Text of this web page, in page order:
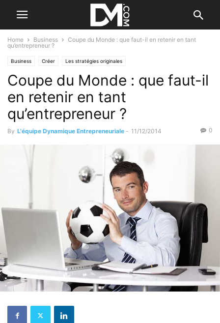
Home Business
Coupe du Monde : que faut-il en retenir en tant
qu’entrepreneur ?
Business Créer Les stratégies originales
Coupe du Monde : que faut-il
en retenir en tant
qu’entrepreneur ?
By L'équipe Dynamique Entrepreneuriale - 11/12/2014 0